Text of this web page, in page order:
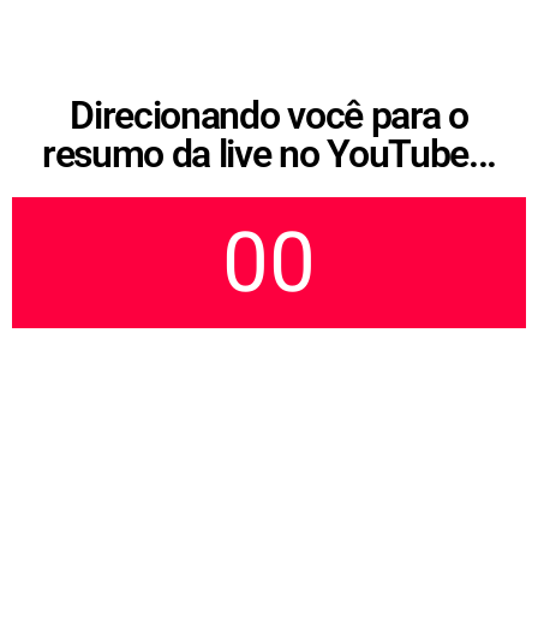
Direcionando você para o
resumo da live no YouTube...
00